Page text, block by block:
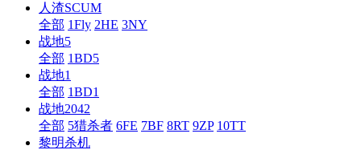
人渣SCUM
全部 1Fly 2HE 3NY
战地5
全部 1BD5
战地1
全部 1BD1
战地2042
全部 5猎杀者 6FE 7BF 8RT 9ZP 10TT
黎明杀机